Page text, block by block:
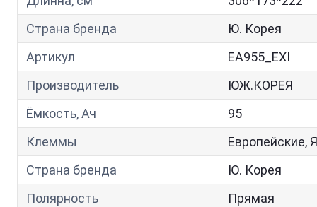
Страна бренда
Ю. Корея
Артикул
EA955_EXI
Производитель
ЮЖ.КОРЕЯ
Ёмкость, Ач
95
Клеммы
Европейские,
Страна бренда
Ю. Корея
Полярность
Прямая